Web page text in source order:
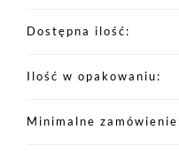
Dostępna ilość
Ilość w opakowaniu
Minimalne zamówienie